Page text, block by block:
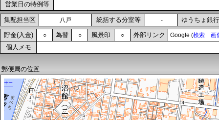
営業日の特例等
集配担当区 八戸 統括する分室等 - ゆうちょ銀
貯金(入金) ○ 為替 ○ 風景印 ○ 外部リンク Google (検索 画
個人メモ
郵便局の位置